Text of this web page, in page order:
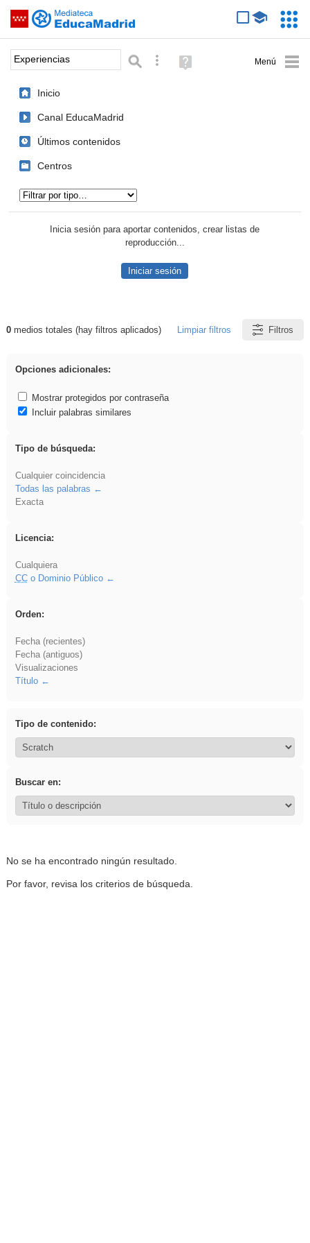
Saltar navegación
Palabra o frase: Búsqueda avanzada
Ayuda
(en
Inicio
Canal EducaMadrid
Últimos contenidos
Centros
Inicia sesión para aportar contenidos, crear listas de
reproducción...
Iniciar sesión
Resultados de: Experiencias
0medios totales (hay filtros aplicados) Limpiar filtros Filtros
Opciones adicionales:
Mostrar protegidos por contraseña
Incluir palabras similares
Tipo de búsqueda:
Cualquier coincidencia
Todas las palabras
Exacta
Licencia:
Cualquiera
CCo Dominio Público
Orden:
Fecha (recientes)
Fecha (antiguos)
Visualizaciones
Título
Tipo de contenido:
Buscar en:
No se ha encontrado ningún resultado.
Por favor, revisa los criterios de búsqueda.